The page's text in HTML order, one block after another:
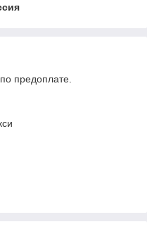
предоплате.